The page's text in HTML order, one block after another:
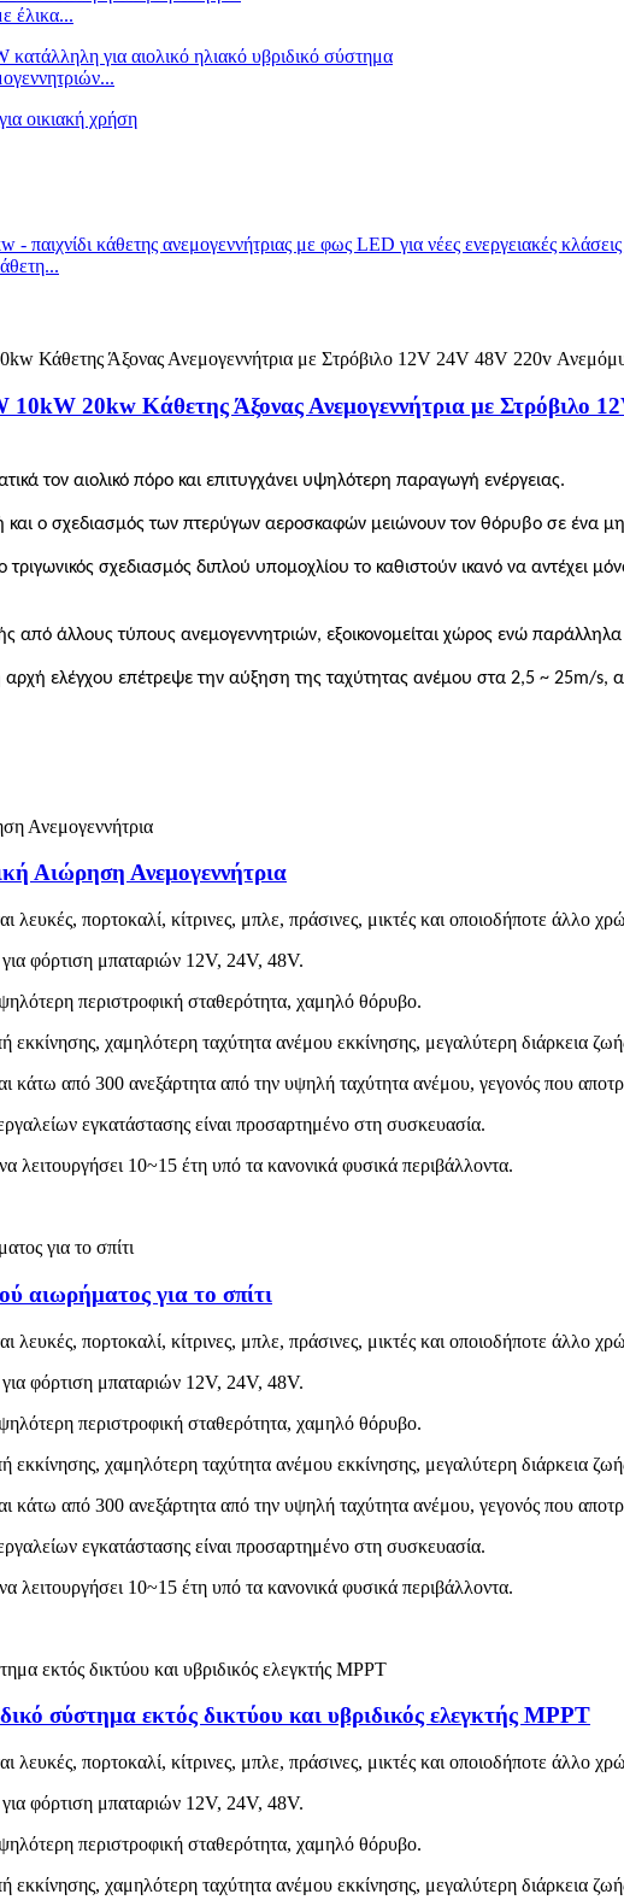
έλικα...
20kw Κάθετης Άξονας Ανεμογεννήτρια με Στρόβιλο
τον αιολικό πόρο και επιτυγχάνει υψηλότερη παραγωγή ενέργειας.
και ο σχεδιασμός των πτερύγων αεροσκαφών μειώνουν τον θόρυβο σε ένα
σχεδιασμός διπλού υπομοχλίου το καθιστούν ικανό να αντέχει
από άλλους τύπους ανεμογεννητριών, εξοικονομείται χώρος ενώ
ελέγχου επέτρεψε την αύξηση της ταχύτητας ανέμου στα 2,5 ~ 25m/s,
Αιώρηση Ανεμογεννήτρια
πορτοκαλί, κίτρινες, μπλε, πράσινες, μικτές και οποιοδήποτε άλλο
φόρτιση μπαταριών 12V, 24V, 48V.
περιστροφική σταθερότητα, χαμηλό θόρυβο.
εκκίνησης, χαμηλότερη ταχύτητα ανέμου εκκίνησης, μεγαλύτερη διάρκεια
κάτω από 300 ανεξάρτητα από την υψηλή ταχύτητα ανέμου, γεγονός που
εγκατάστασης είναι προσαρτημένο στη συσκευασία.
10~15 έτη υπό τα κανονικά φυσικά περιβάλλοντα.
αιωρήματος για το σπίτι
πορτοκαλί, κίτρινες, μπλε, πράσινες, μικτές και οποιοδήποτε άλλο
φόρτιση μπαταριών 12V, 24V, 48V.
περιστροφική σταθερότητα, χαμηλό θόρυβο.
εκκίνησης, χαμηλότερη ταχύτητα ανέμου εκκίνησης, μεγαλύτερη διάρκεια
κάτω από 300 ανεξάρτητα από την υψηλή ταχύτητα ανέμου, γεγονός που
εγκατάστασης είναι προσαρτημένο στη συσκευασία.
10~15 έτη υπό τα κανονικά φυσικά περιβάλλοντα.
σύστημα εκτός δικτύου και υβριδικός ελεγκτής MPPT
πορτοκαλί, κίτρινες, μπλε, πράσινες, μικτές και οποιοδήποτε άλλο
φόρτιση μπαταριών 12V, 24V, 48V.
περιστροφική σταθερότητα, χαμηλό θόρυβο.
εκκίνησης, χαμηλότερη ταχύτητα ανέμου εκκίνησης, μεγαλύτερη διάρκεια